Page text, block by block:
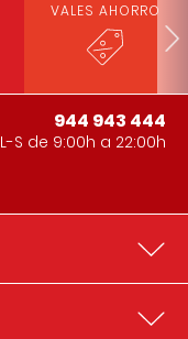
VALES AHORRO
944 943 444
L-S de 9:00h a 22:00h